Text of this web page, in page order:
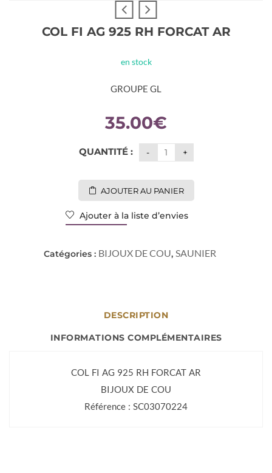
COL FI AG 925 RH FORCAT AR
en stock
GROUPE GL
35.00€
QUANTITÉ :
AJOUTER AU PANIER
Ajouter à la liste d’envies
Catégories : BIJOUX DE COU, SAUNIER
DESCRIPTION
INFORMATIONS COMPLÉMENTAIRES
COL FI AG 925 RH FORCAT AR
BIJOUX DE COU
Référence : SC03070224